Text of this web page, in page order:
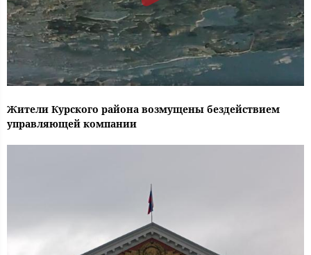
Жители Курского района возмущены бездействием
управляющей компании